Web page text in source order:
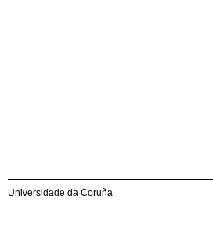
Universidade da Coruña